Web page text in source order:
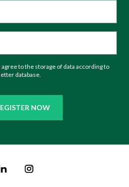
to the storage of data according to
database.
NOW